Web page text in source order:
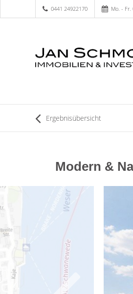
0441 24922170 Mo. -
Ergebnisübersicht
Modern &